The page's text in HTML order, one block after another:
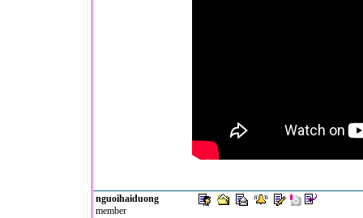
nguoihaiduong
member